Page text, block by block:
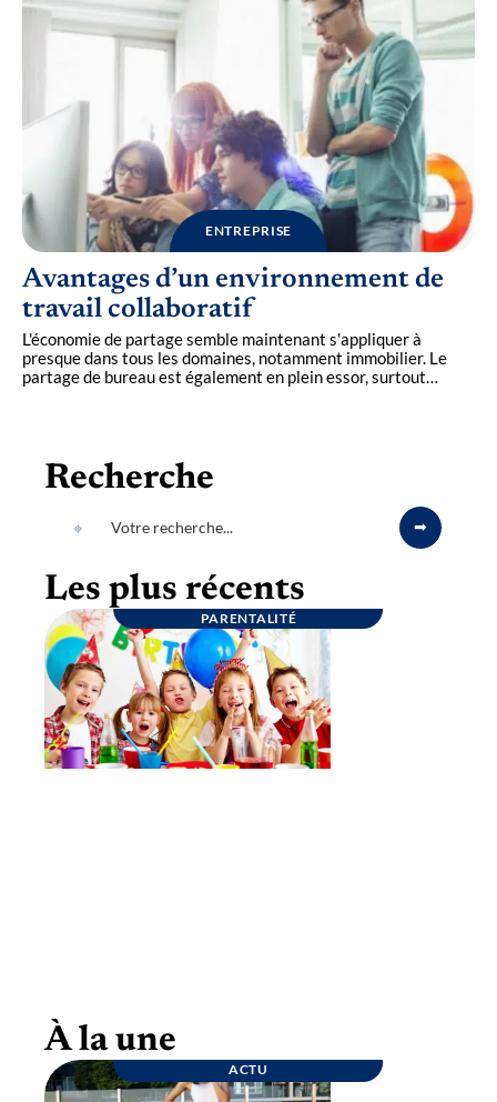
ENTREPRISE
Avantages d’un environnement de
travail collaboratif
L'économie de partage semble maintenant s'appliquer à
presque dans tous les domaines, notamment immobilier. Le
partage de bureau est également en plein essor, surtout
Recherche
Les plus récents
PARENTALITÉ
ENTREPRISE
À la une
ACTU